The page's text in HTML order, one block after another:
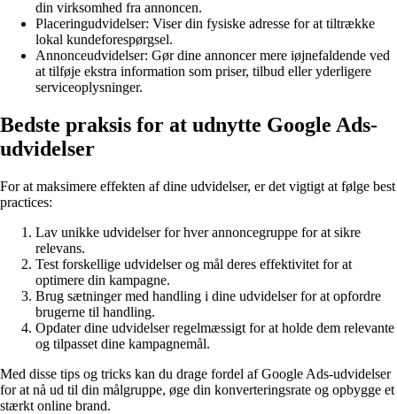
din virksomhed fra annoncen.
Placeringudvidelser: Viser din fysiske adresse for at tiltrække
lokal kundeforespørgsel.
Annonceudvidelser: Gør dine annoncer mere iøjnefaldende ved
at tilføje ekstra information som priser, tilbud eller yderligere
serviceoplysninger.
Bedste praksis for at udnytte Google Ads-
udvidelser
For at maksimere effekten af dine udvidelser, er det vigtigt at følge best
practices:
Lav unikke udvidelser for hver annoncegruppe for at sikre
relevans.
Test forskellige udvidelser og mål deres effektivitet for at
optimere din kampagne.
Brug sætninger med handling i dine udvidelser for at opfordre
brugerne til handling.
Opdater dine udvidelser regelmæssigt for at holde dem relevante
og tilpasset dine kampagnemål.
Med disse tips og tricks kan du drage fordel af Google Ads-udvidelser
for at nå ud til din målgruppe, øge din konverteringsrate og opbygge et
stærkt online brand.